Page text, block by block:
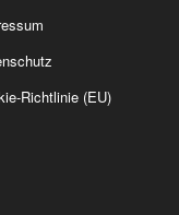
Richtlinie (EU)